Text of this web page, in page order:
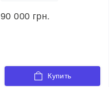
90 000 грн.
Купить